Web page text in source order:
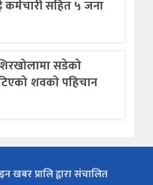
कर्मचारी सहित ५ जना
सडेको
शवको पहिचान
खबर प्रालि द्वारा संचालित